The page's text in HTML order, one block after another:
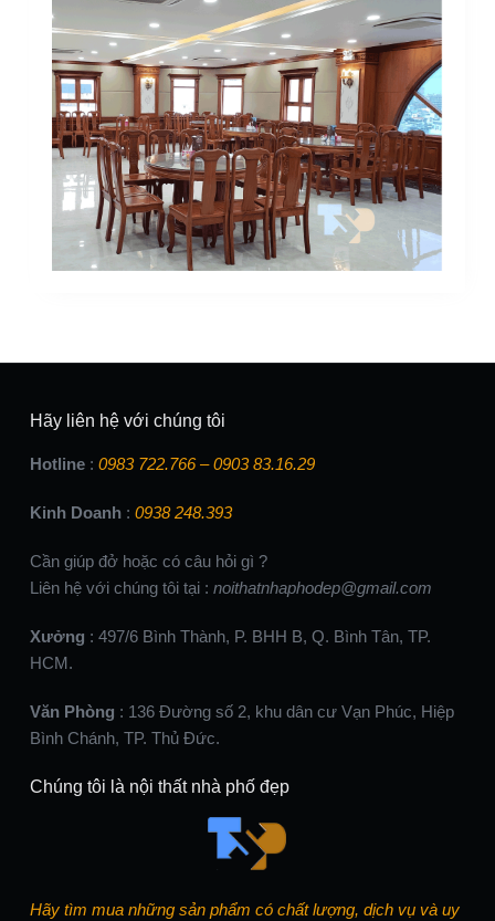
Hãy liên hệ với chúng tôi
Hotline: 0983 722.766 – 0903 83.16.29
Kinh Doanh: 0938 248.393
Cần giúp đở hoặc có câu hỏi gì ?
Liên hệ với chúng tôi tại : noithatnhaphodep@gmail.com
Xưởng : 497/6 Bình Thành, P. BHH B, Q. Bình Tân, TP.
HCM.
Văn Phòng : 136 Đường số 2, khu dân cư Vạn Phúc, Hiệp
Bình Chánh, TP. Thủ Đức.
Chúng tôi là nội thất nhà phố đẹp
Hãy tìm mua những sản phẩm có chất lượng, dịch vụ và uy